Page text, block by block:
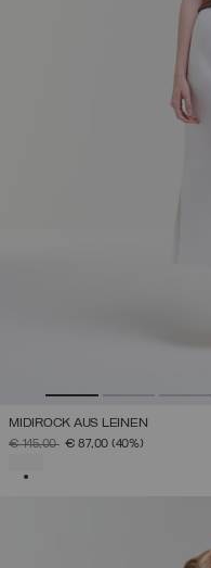
MIDIROCK AUS LEINEN
PREIS REDUZIERT VON
€ 145,00AUF
€ 87,00 (40%)